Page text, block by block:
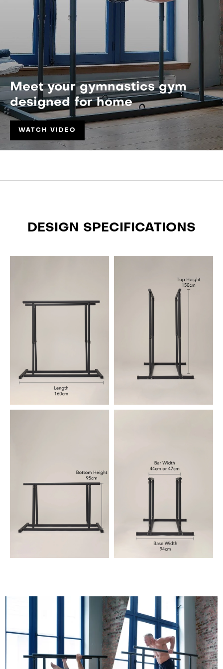
Meet your gymnastics gym
designed for home
WATCH VIDEO
DESIGN SPECIFICATIONS